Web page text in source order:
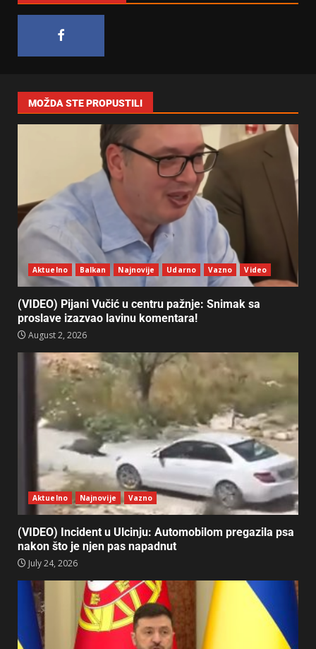
MOŽDA STE PROPUSTILI
Aktuelno Balkan Najnovije Udarno Vazno Video
(VIDEO) Pijani Vučić u centru pažnje: Snimak sa
proslave izazvao lavinu komentara!
August 2, 2026
Aktuelno Najnovije Vazno
(VIDEO) Incident u Ulcinju: Automobilom pregazila psa
nakon što je njen pas napadnut
July 24, 2026